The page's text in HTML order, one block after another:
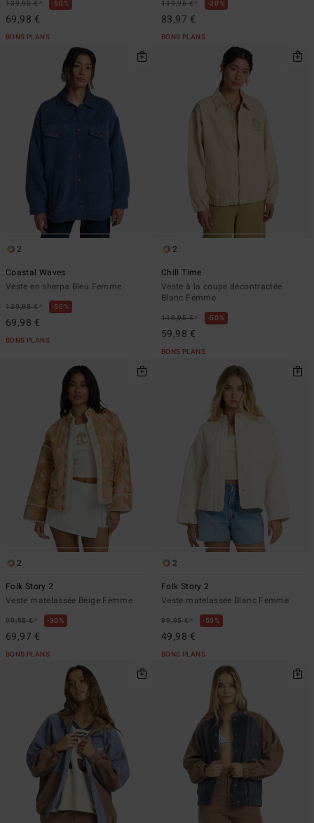
139,95 €* 50%
69,98 €
BONS PLANS
119,95 €* 30%
83,97 €
BONS PLANS
2
Coastal Waves
Veste en sherpa Bleu Femme
139,95 €* 50%
69,98 €
BONS PLANS
2
Chill Time
Veste à la coupe décontractée
Blanc Femme
119,95 €* 50%
59,98 €
BONS PLANS
2
Folk Story 2
Veste matelassée Beige Femme
99,95 €* 30%
69,97 €
BONS PLANS
2
Folk Story 2
Veste matelassée Blanc Femme
99,95 €* 50%
49,98 €
BONS PLANS